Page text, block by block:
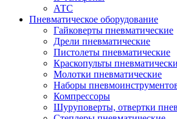
АТС
Пневматическое оборудование
Гайковерты пневматические
Дрели пневматические
Пистолеты пневматические
Краскопульты
Молотки пневматические
Наборы
Компрессоры
Шуруповерты, отвертки